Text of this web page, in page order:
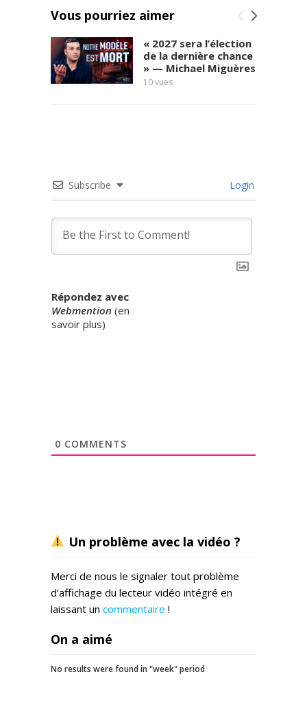
Vous pourriez aimer
« 2027 sera l’élection
de la dernière chance
» — Michael Miguères
10vues
Subscribe Login
Répondez avec
Webmention (en
savoir plus)
0 COMMENTS
Un problème avec la vidéo ?
Merci de nous le signaler tout problème
d’affichage du lecteur vidéo intégré en
laissant un commentaire !
On a aimé
No results were found in "week" period